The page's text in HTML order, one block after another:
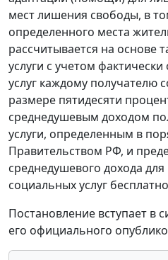
мест лишения свободы, в
определенного места
рассчитывается на основе
услуги с учетом
услуг каждому получателю
размере пятидесяти
среднедушевым доходом
услуги, определенным в
Правительством РФ, и
среднедушевого дохода
социальных услуг
Постановление вступает в
его официального